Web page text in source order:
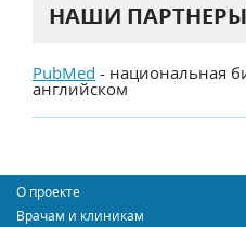
НАШИ ПАРТНЕРЫ
PubMed - национальная
английском
О проекте
Врачам и клиникам